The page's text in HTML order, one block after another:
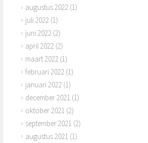
augustus 2022 (1)
juli 2022 (1)
juni 2022 (2)
april 2022 (2)
maart 2022 (1)
februari 2022 (1)
januari 2022 (1)
december 2021 (1)
oktober 2021 (2)
september 2021 (2)
augustus 2021 (1)